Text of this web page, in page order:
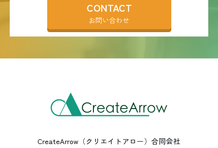
CONTACT
お問い合わせ
CreateArrow（クリエイトアロー）合同会社